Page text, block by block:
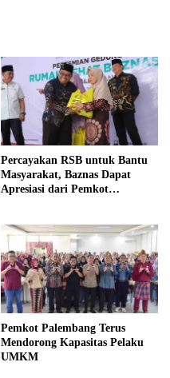
Percayakan RSB untuk Bantu
Masyarakat, Baznas Dapat
Apresiasi dari Pemkot
Pemkot Palembang Terus
Mendorong Kapasitas Pelaku
UMKM